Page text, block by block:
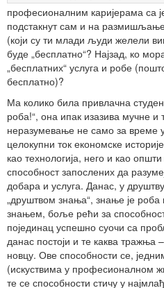
професионалним каријерама са
подстакнут сам и на
(који су ти млади људи желели
буде „бесплатно“? Најзад, ко
„бесплатних“ услуга и робе
бесплатно)?
Ма колико била привлачна
роба!“, она ипак изазива мучне и
неразумевање не само за време
целокупни ток економске
као технологија, него и као
способност запослених да
добара и услуга. Данас, у
„друштвом знања“, знање је
знањем, боље рећи за
појединац успешно суочи са
данас постоји и те каква тражња
новцу. Ове способности се,
(искуствима у професионалном
те се способности стичу у